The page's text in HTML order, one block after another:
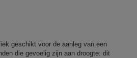
geschikt voor de aanleg van een
die gevoelig zijn aan droogte: dit